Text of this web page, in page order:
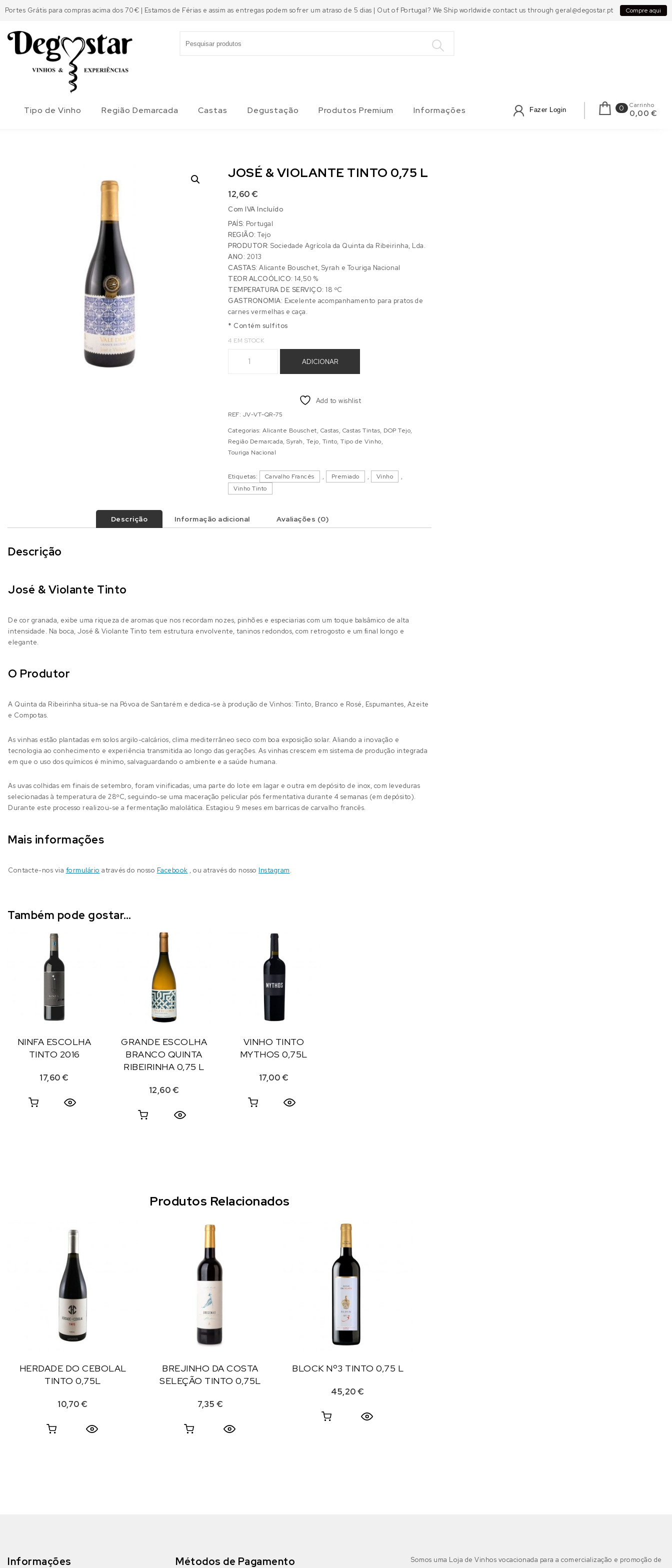
Portes Grátis para compras acima dos 70€ | Estamos de Férias e assim as entregas podem sofrer um atraso de 5 dias | Out of Portugal? We Ship worldwide contact us through geral@degostar.pt Compre aqui
Tipo de Vinho Região Demarcada Castas Degustação Produtos Premium Informações Fazer Login 0 Carrinho
0,00 €
JOSÉ & VIOLANTE TINTO 0,75 L
12,60€
Com IVA Incluído
PAÍS: Portugal
REGIÃO: Tejo
PRODUTOR: Sociedade Agrícola da Quinta da Ribeirinha, Lda.
ANO: 2013
CASTAS: Alicante Bouschet, Syrah e Touriga Nacional
TEOR ALCOÓLICO:14,50 %
TEMPERATURA DE SERVIÇO: 18 ºC
GASTRONOMIA: Excelente acompanhamento para pratos de
carnes vermelhas e caça.
* Contém sulfitos
4 EM STOCK
ADICIONAR
Add to wishlist
REF: JV-VT-QR-75
Categorias:Alicante Bouschet, Castas, Castas Tintas, DOP Tejo,
Região Demarcada,Syrah, Tejo, Tinto,Tipo de Vinho,
Touriga Nacional
Etiquetas: Carvalho Francês , Premiado , Vinho
,
Vinho Tinto
Descrição Informação adicional Avaliações (0)
Descrição
José & Violante Tinto
De cor granada, exibe uma riqueza de aromas que nos recordam nozes, pinhões e especiarias com um toque balsâmico de alta
intensidade. Na boca, José & Violante Tinto tem estrutura envolvente, taninos redondos, com retrogosto e um ﬁnal longo e
elegante.
O Produtor
A Quinta da Ribeirinha situa-se na Póvoa de Santarém e dedica-se à produção de Vinhos: Tinto, Branco e Rosé, Espumantes, Azeite
e Compotas.
As vinhas estão plantadas em solos argilo-calcários, clima mediterrâneo seco com boa exposição solar. Aliando a inovação e
tecnologia ao conhecimento e experiência transmitida ao longo das gerações. As vinhas crescem em sistema de produção integrada
em que o uso dos químicos é mínimo, salvaguardando o ambiente e a saúde humana.
As uvas colhidas em finais de setembro, foram vinificadas, uma parte do lote em lagar e outra em depósito de inox, com leveduras
selecionadas à temperatura de 28ºC, seguindo-se uma maceração pelicular pós fermentativa durante 4 semanas (em depósito).
Durante este processo realizou-se a fermentação malolática. Estagiou 9 meses em barricas de carvalho francês.
Mais informações
Contacte-nos via formulário através do nosso Facebook , ou através do nosso Instagram.
Também pode gostar…
NINFA ESCOLHA
TINTO 2016
17,60€
GRANDE ESCOLHA
BRANCO QUINTA
RIBEIRINHA 0,75 L
12,60€
VINHO TINTO
MYTHOS 0,75L
17,00€
Produtos Relacionados
HERDADE DO CEBOLAL
TINTO 0,75L
10,70€
BREJINHO DA COSTA
SELEÇÃO TINTO 0,75L
7,35 €
BLOCK Nº3 TINTO 0,75 L
45,20€
Informações Métodos de Pagamento
Somos uma Loja de Vinhos vocacionada para a comercialização e promoção de